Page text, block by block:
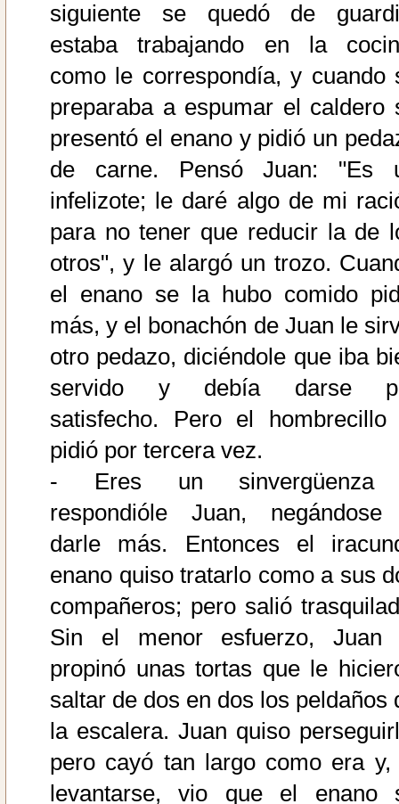
siguiente se quedó de
estaba trabajando en la
como le correspondía, y cuando
preparaba a espumar el caldero
presentó el enano y pidió un
de carne. Pensó Juan: "Es
infelizote; le daré algo de mi
para no tener que reducir la de
otros", y le alargó un trozo.
el enano se la hubo comido
más, y el bonachón de Juan le
otro pedazo, diciéndole que iba
servido y debía darse
satisfecho. Pero el hombrecillo
pidió por tercera vez.
- Eres un
respondióle Juan,
darle más. Entonces el
enano quiso tratarlo como a sus
compañeros; pero salió
Sin el menor esfuerzo, Juan
propinó unas tortas que le
saltar de dos en dos los peldaños
la escalera. Juan quiso
pero cayó tan largo como era y,
levantarse, vio que el enano